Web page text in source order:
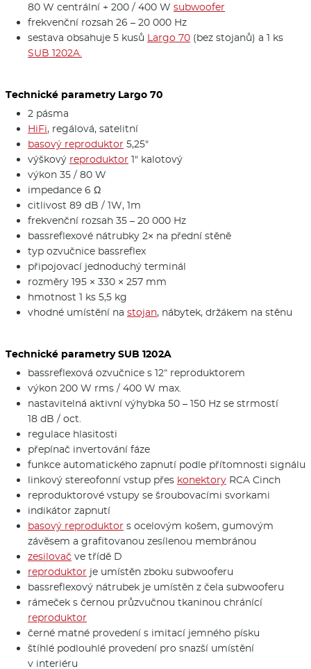
80 W centrální + 200 / 400 W subwoofer
frekvenční rozsah 26 – 20 000 Hz
sestava obsahuje 5 kusů Largo 70 (bez stojanů) a 1 ks
SUB 1202A.
Technické parametry Largo 70
2 pásma
HiFi, regálová, satelitní
basový reproduktor 5,25"
výškový reproduktor 1" kalotový
výkon 35 / 80 W
impedance 6 Ω
citlivost 89 dB / 1W, 1m
frekvenční rozsah 35 – 20 000 Hz
bassreflexové nátrubky 2× na přední stěně
typ ozvučnice bassreflex
připojovací jednoduchý terminál
rozměry 195 × 330 × 257 mm
hmotnost 1 ks 5,5 kg
vhodné umístění na stojan, nábytek, držákem na stěnu
Technické parametry SUB 1202A
bassreflexová ozvučnice s 12“ reproduktorem
výkon 200 W rms / 400 W max.
nastavitelná aktivní výhybka 50 – 150 Hz se strmostí
18 dB / oct.
regulace hlasitosti
přepínač invertování fáze
funkce automatického zapnutí podle přítomnosti signálu
linkový stereofonní vstup přes konektory RCA Cinch
reproduktorové vstupy se šroubovacími svorkami
indikátor zapnutí
basový reproduktor s ocelovým košem, gumovým
závěsem a grafitovanou zesílenou membránou
zesilovač ve třídě D
reproduktor je umístěn zboku subwooferu
bassreflexový nátrubek je umístěn z čela subwooferu
rámeček s černou průzvučnou tkaninou chránící
reproduktor
černé matné provedení s imitací jemného písku
štíhlé podlouhlé provedení pro snazší umístění
v interiéru